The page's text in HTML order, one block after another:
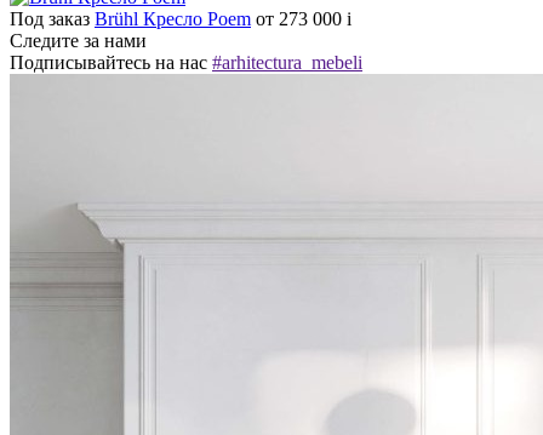
Под заказ Brühl Кресло Poem от 273 000 i
Следите за нами
Подписывайтесь на нас #arhitectura_mebeli